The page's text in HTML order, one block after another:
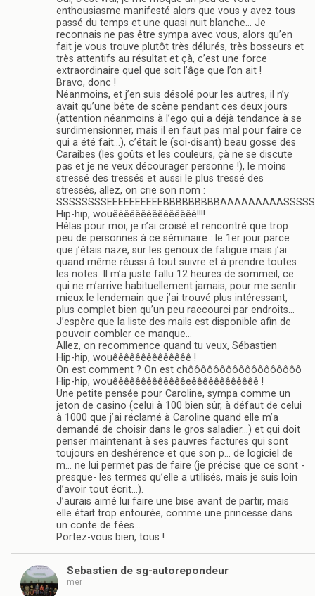
enthousiasme manifesté alors que vous y avez tous
passé du temps et une quasi nuit blanche… Je
reconnais ne pas être sympa avec vous, alors qu’en
fait je vous trouve plutôt très délurés, très bosseurs et
très attentifs au résultat et çà, c’est une force
extraordinaire quel que soit l’âge que l’on ait !
Bravo, donc !
Néanmoins, et j’en suis désolé pour les autres, il n’y
avait qu’une bête de scène pendant ces deux jours
(attention néanmoins à l’ego qui a déjà tendance à se
surdimensionner, mais il en faut pas mal pour faire ce
qui a été fait…), c’était le (soi-disant) beau gosse des
Caraibes (les goûts et les couleurs, çà ne se discute
pas et je ne veux décourager personne !), le moins
stressé des tressés et aussi le plus tressé des
stressés, allez, on crie son nom :
Hip-hip, wouêêêêêêêêêêêêêêê!!!!
Hélas pour moi, je n’ai croisé et rencontré que trop
peu de personnes à ce séminaire : le 1er jour parce
que j’étais naze, sur les genoux de fatigue mais j’ai
quand même réussi à tout suivre et à prendre toutes
les notes. Il m’a juste fallu 12 heures de sommeil, ce
qui ne m’arrive habituellement jamais, pour me sentir
mieux le lendemain que j’ai trouvé plus intéressant,
plus complet bien qu’un peu raccourci par endroits…
J’espère que la liste des mails est disponible afin de
pouvoir combler ce manque…
Allez, on recommence quand tu veux, Sébastien
Hip-hip, wouêêêêêêêêêêêêêê !
On est comment ? On est chôôôôôôôôôôôôôôôôôô
Hip-hip, wouêêêêêêêêêêêêêeêêêêêêêêêêêê !
Une petite pensée pour Caroline, sympa comme un
jeton de casino (celui à 100 bien sûr, à défaut de celui
à 1000 que j’ai réclamé à Caroline quand elle m’a
demandé de choisir dans le gros saladier…) et qui doit
penser maintenant à ses pauvres factures qui sont
toujours en deshérence et que son p… de logiciel de
m… ne lui permet pas de faire (je précise que ce sont -
presque- les termes qu’elle a utilisés, mais je suis loin
d’avoir tout écrit…).
J’aurais aimé lui faire une bise avant de partir, mais
elle était trop entourée, comme une princesse dans
un conte de fées…
Portez-vous bien, tous !
Sebastien de sg-autorepondeur
mer